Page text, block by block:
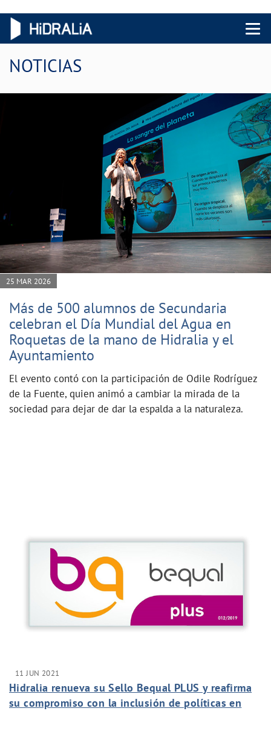
Menu
NOTICIAS
25 MAR 2026
Más de 500 alumnos de Secundaria
celebran el Día Mundial del Agua en
Roquetas de la mano de Hidralia y el
Ayuntamiento
El evento contó con la participación de Odile Rodríguez
de la Fuente, quien animó a cambiar la mirada de la
sociedad para dejar de dar la espalda a la naturaleza.
11 JUN 2021
Hidralia renueva su Sello Bequal PLUS y reafirma
su compromiso con la inclusión de políticas en